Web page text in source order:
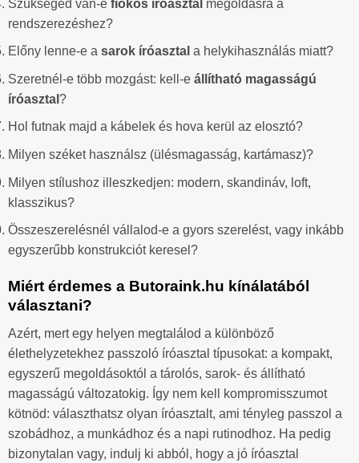
Szükséged van-e fiókos íróasztal megoldásra a
rendszerezéshez?
Előny lenne-e a sarok íróasztal a helykihasználás miatt?
Szeretnél-e több mozgást: kell-e állítható magasságú
íróasztal ?
Hol futnak majd a kábelek és hova kerül az elosztó?
Milyen széket használsz (ülésmagasság, kartámasz)?
Milyen stílushoz illeszkedjen: modern, skandináv, loft,
klasszikus?
Összeszerelésnél vállalod-e a gyors szerelést, vagy inkább
egyszerűbb konstrukciót keresel?
Miért érdemes a Butoraink.hu kínálatából
választani?
Azért, mert egy helyen megtalálod a különböző
élethelyzetekhez passzoló íróasztal típusokat: a kompakt,
egyszerű megoldásoktól a tárolós, sarok- és állítható
magasságú változatokig. Így nem kell kompromisszumot
kötnöd: választhatsz olyan íróasztalt, ami tényleg passzol a
szobádhoz, a munkádhoz és a napi rutinodhoz. Ha pedig
bizonytalan vagy, indulj ki abból, hogy a jó íróasztal